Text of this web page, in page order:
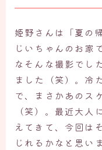
姫野さんは「夏の
じいちゃんのお家
なそんな撮影でし
ました（笑）。冷
で、まさかあの
（笑）。最近大
えてきて、今回は
じれるかなと思い